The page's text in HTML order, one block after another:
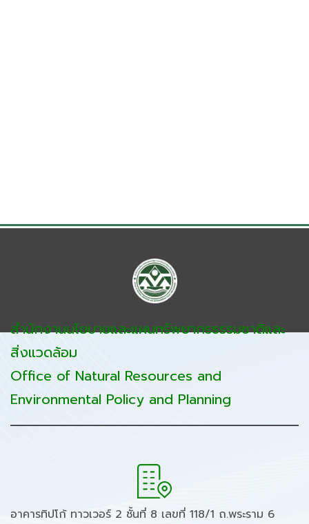
สำนักงานนโยบายและแผนทรัพยากรธรรมชาติและ
สิ่งแวดล้อม
Office of Natural Resources and
Environmental Policy and Planning
อาคารทิปโก้ ทาวเวอร์ 2 ชั้นที่ 8 เลขที่ 118/1 ถ.พระราม 6